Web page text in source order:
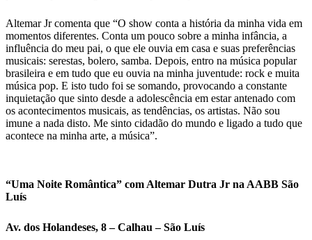
Altemar Jr comenta que “O show conta a história da minha vida em
momentos diferentes. Conta um pouco sobre a minha infância, a
influência do meu pai, o que ele ouvia em casa e suas preferências
musicais: serestas, bolero, samba. Depois, entro na música popular
brasileira e em tudo que eu ouvia na minha juventude: rock e muita
música pop. E isto tudo foi se somando, provocando a constante
inquietação que sinto desde a adolescência em estar antenado com
os acontecimentos musicais, as tendências, os artistas. Não sou
imune a nada disto. Me sinto cidadão do mundo e ligado a tudo que
acontece na minha arte, a música”.
“Uma Noite Romântica” com Altemar Dutra Jr na AABB São
Luís
Av. dos Holandeses, 8 – Calhau – São Luís